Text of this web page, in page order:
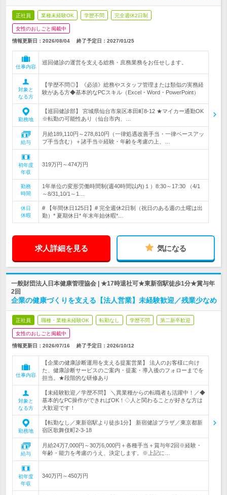
正社員 業種未経験OK 学歴不問 完全週休2日制
女性のおしごと掲載中
情報更新日：2026/08/04 終了予定日： 2027/01/25
仕事内容
巡回健診の運営を支える総務・庶務業務をお任せします。
対象と
なる方
【学歴不問◎】《必須》総務やスタッフ管理または類似の実務経
験がある方◆基本的なPCスキル（Excel・Word・PowerPoint）
勤務地
【巡回健診部】 宮城県仙台市泉区本田町8-12 ★マイカー通勤OK
※転勤の可能性あり（仙台市内、…
給与
月給189,110円～278,810円（一律処遇改善手当・一律ベースアッ
プ手当含む）＋諸手当※経験・年齢を考慮の上、…
初年度
年収
319万円～474万円
勤務
時間
1年単位の変形労働時間制(週40時間以内)１）8:30～17:30 （4/1
～8/31,10/1～1…
休日
休暇
# 【年間休日125日】# 完全週休2日制（祝日のある週の土曜は出
勤）* 夏期休日* 年末年始休暇*…
求人詳細を見る 気になる
一般財団法人日本健康管理協会 | ★17時退社可★東新宿駅徒歩1分★賞与年
2回
企業の健康づくりを支える【法人営業】未経験歓迎／残業少なめ
正社員 職種・業種未経験OK 転勤なし 学歴不問 第二新卒歓迎
女性のおしごと掲載中
情報更新日：2026/07/16 終了予定日： 2026/10/12
仕事内容
【企業の健康診断運用を支える提案営業】 法人のお客様に向け
た、健康診断サービスのご案内・提案・導入後のフォローまでを
担当。★段階的な研修あり
対象と
なる方
【未経験歓迎／学歴不問】 ＼異業種からの転職者も活躍中！／◆
基本的なPC操作ができればOK！◇人と関わることが好きな方は
大歓迎です！
勤務地
【転勤なし／東新宿駅より徒歩1分】 新宿健診プラザ／東京都新
宿区歌舞伎町2-3-18
給与
月給24万7,000円～30万6,000円＋各種手当＋賞与年2回※経験・
年齢・能力を考慮のうえ、決定します。※上記に…
初年度
年収
340万円～450万円